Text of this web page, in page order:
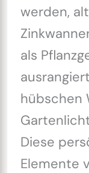
werden,
als
hübschen
Diese
Elemente